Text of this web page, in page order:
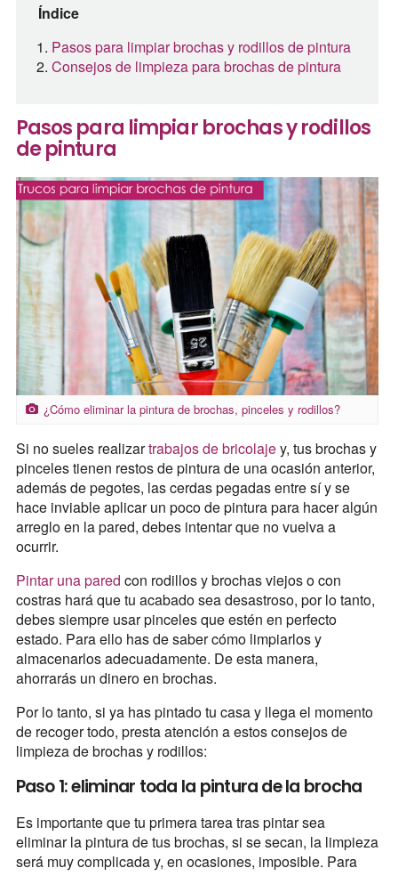
Índice
Pasos para limpiar brochas y rodillos de pintura
Consejos de limpieza para brochas de pintura
Pasos para limpiar brochas y rodillos
de pintura
¿Cómo eliminar la pintura de brochas, pinceles y rodillos?
Si no sueles realizartrabajos de bricolajey, tus brochas y
pinceles tienen restos de pintura de una ocasión anterior,
además de pegotes, las cerdas pegadas entre sí y se
hace inviable aplicar un poco de pintura para hacer algún
arreglo en la pared, debes intentar que no vuelva a
ocurrir.
Pintar una pared con rodillos y brochas viejos o con
costras hará que tu acabado sea desastroso, por lo tanto,
debes siempre usar pinceles que estén en perfecto
estado. Para ello has de saber cómo limpiarlos y
almacenarlos adecuadamente. De esta manera,
ahorrarás un dinero en brochas.
Por lo tanto, si ya has pintado tu casa y llega el momento
de recoger todo, presta atención a estos consejos de
limpieza de brochas y rodillos:
Paso 1: eliminar toda la pintura de la brocha
Es importante que tu primera tarea tras pintar sea
eliminar la pintura de tus brochas, si se secan, la limpieza
será muy complicada y, en ocasiones, imposible. Para